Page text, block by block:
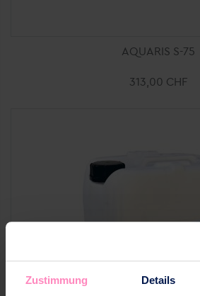
Zustimmung Details
AQUARIS S-75
313,00 CHF
Ajouter au panier